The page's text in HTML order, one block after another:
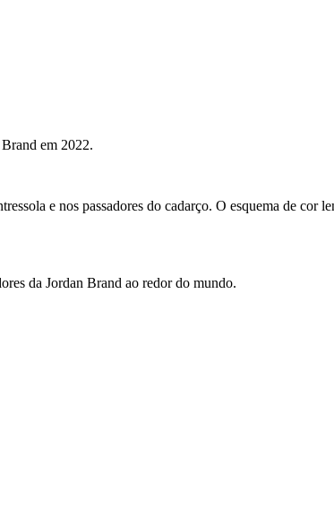
em 2022.
e nos passadores do cadarço. O esquema de cor
da Jordan Brand ao redor do mundo.